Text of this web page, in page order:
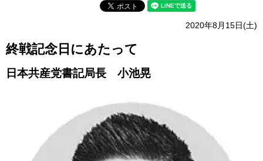
2020年8月15日(土)
終戦記念日にあたって
日本共産党書記局長 小池晃